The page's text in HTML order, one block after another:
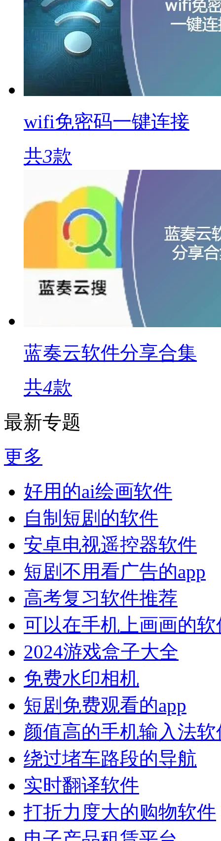
wifi免密码一键连接
共3款
蓝奏云软件分享合集
共4款
最新专题
更多
好用的ai绘画软件
自制短剧的软件
安卓电视遥控器软件
短剧不用看广告的app
高考复习软件推荐
可以在手机上画画的软
2024游戏盒子大全
免费水印相机
短剧免费观看的app
颜值高的手机输入法软
绕过堵车路段的导航
实时翻译软件
打折力度大的购物软件